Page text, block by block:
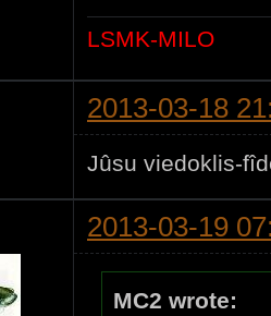
LSMK-MILO
2013-03-18
Jûsu viedoklis-
2013-03-19
MC2 wrote: